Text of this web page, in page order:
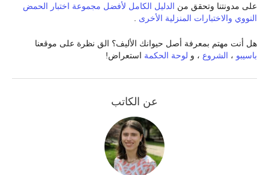
على مدونتنا وتحقق من الدليل الكامل لأفضل مجموعة اختبار الحمض
النووي والاختبارات المنزلية الأخرى
هل أنت مهتم بمعرفة أصل حيوانك الأليف؟ الق نظرة على موقعنا
باسيبو ، الشروع ، و لوحة الحكمة استعراض!
عن الكاتب